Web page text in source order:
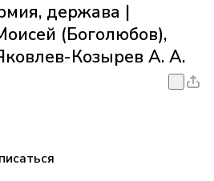
держава |
(Боголюбов),
Козырев А. А.